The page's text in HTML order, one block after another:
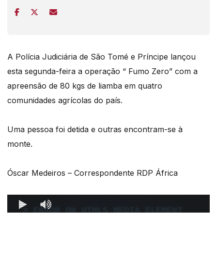
A Polícia Judiciária de São Tomé e Príncipe lançou
esta segunda-feira a operação “ Fumo Zero” com a
apreensão de 80 kgs de liamba em quatro
comunidades agrícolas do país.
Uma pessoa foi detida e outras encontram-se à
monte.
Óscar Medeiros – Correspondente RDP África